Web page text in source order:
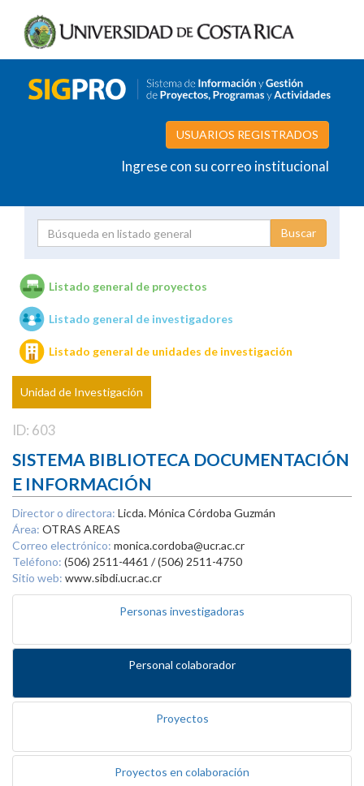
USUARIOS REGISTRADOS
Ingrese con su correo institucional
Unidades de investigación
Listado general de proyectos
Listado general de investigadores
Listado general de unidades de investigación
Unidad de Investigación
ID: 603
SISTEMA BIBLIOTECA DOCUMENTACIÓN
E INFORMACIÓN
Director o directora: Licda. Mónica Córdoba Guzmán
Área: OTRAS AREAS
Correo electrónico: monica.cordoba@ucr.ac.cr
Teléfono: (506) 2511-4461 / (506) 2511-4750
Sitio web: www.sibdi.ucr.ac.cr
Personas investigadoras
Personal colaborador
Proyectos
Proyectos en colaboración